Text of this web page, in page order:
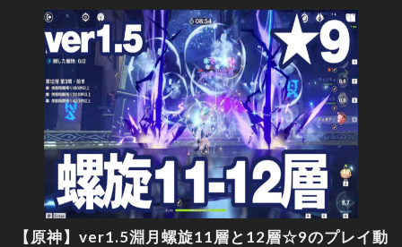
【原神】ver1.5淵月螺旋11層と12層☆9のプレイ動